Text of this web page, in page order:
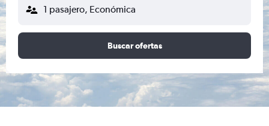
1 pasajero, Económica
Buscar ofertas